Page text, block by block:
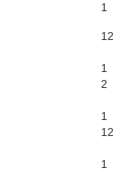
1
12
1
2
1
12
1